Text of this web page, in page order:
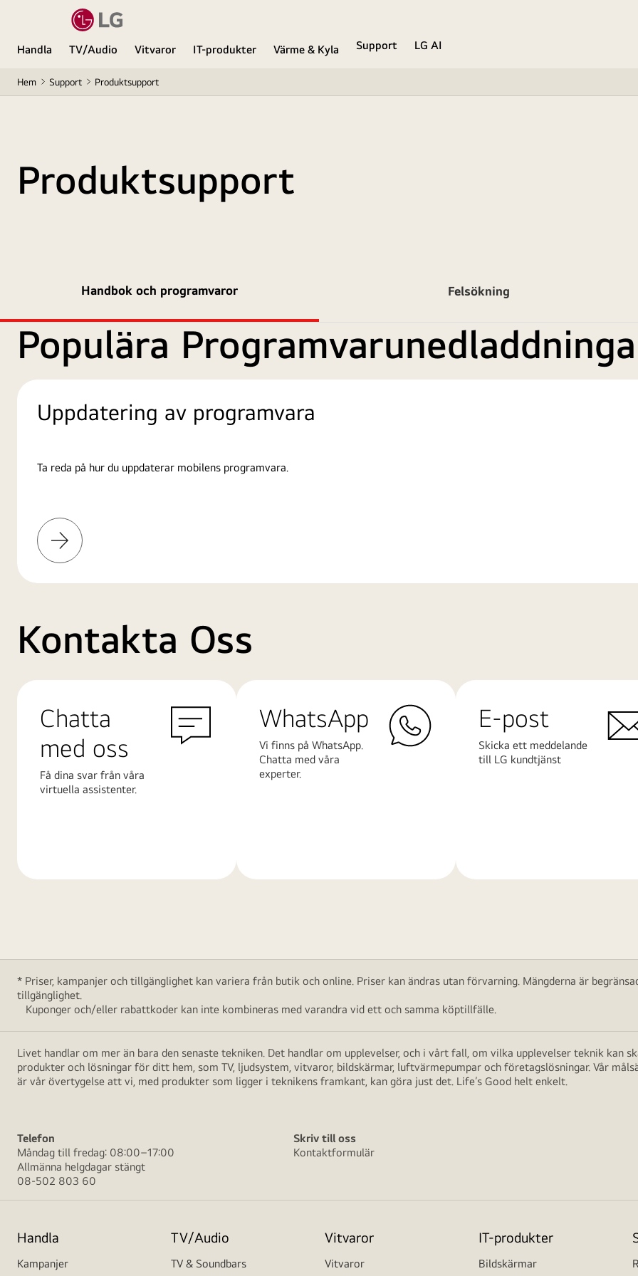
Handla TV/Audio Vitvaror IT-produkter Värme & Kyla Support LG AI
Hem Support Produktsupport
Produktsupport
Handbok och programvaror Felsökning
Populära
Uppdatering av programvara
Ta reda på hur du uppdaterar mobilens programvara.
Läs
mer
Kontakta Oss
Chatta
med oss
Få dina svar från våra
virtuella assistenter.
WhatsApp
Vi finns på WhatsApp.
Chatta med våra
experter.
E-post
Skicka ett meddelande
till LG kundtjänst
* Priser, kampanjer och tillgänglighet kan variera från butik och online. Priser kan ändras utan förvarning. Mängderna är
tillgänglighet.
Kuponger och/eller rabattkoder kan inte kombineras med varandra vid ett och samma köptillfälle.
Livet handlar om mer än bara den senaste tekniken. Det handlar om upplevelser, och i vårt fall, om vilka upplevelser teknik kan
produkter och lösningar för ditt hem, som TV, ljudsystem, vitvaror, bildskärmar, luftvärmepumpar och företagslösningar. Vår
är vår övertygelse att vi, med produkter som ligger i teknikens framkant, kan göra just det. Life’s Good helt enkelt.
Telefon
Måndag till fredag: 08:00–17:00
Allmänna helgdagar stängt
08-502 803 60
Skriv till oss
Kontaktformulär
Handla
Kampanjer
TV/Audio
TV & Soundbars
Vitvaror
Vitvaror
IT-produkter
Bildskärmar